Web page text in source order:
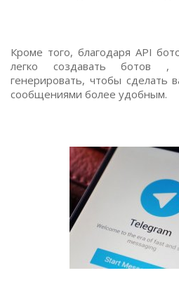
Кроме того, благодаря API
легко создавать ботов
генерировать, чтобы сделать
сообщениями более удобным.